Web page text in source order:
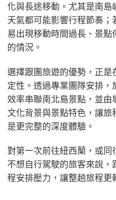
化與長途移動。尤其是南
天氣都可能影響行程節奏
易出現移動時間過長、景
的情況。
選擇跟團旅遊的優勢，正
定性。透過專業團隊安排
效率串聯南北島景點，並由
文化背景與景點特色，讓
是更完整的深度體驗。
對第一次前往紐西蘭，或
不想自行駕駛的旅客來說
程安排壓力，讓整趟旅程更